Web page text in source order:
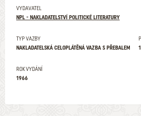
VYDAVATEL
NPL - NAKLADATELSTVÍ POLITICKÉ LITERATURY
TYP VAZBY
NAKLADATELSKÁ CELOPLÁTĚNÁ VAZBA S PŘEBALEM
ROK VYDÁNÍ
1966